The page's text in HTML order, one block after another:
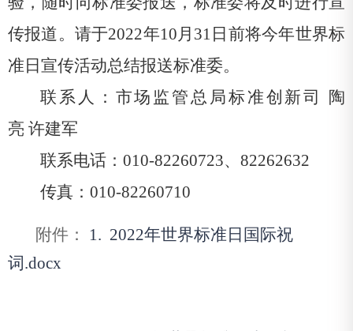
传报道。请于2022年10月 31 日前将今年世界标
准日宣传活动总结报送标准委。
联系人：市场监管总局标准创新司
陶
亮 许建军
联系电话： 010-82260723、 82262632
传真： 010-82260710
附件：
1. 2022年世界标准日国际祝
词.docx